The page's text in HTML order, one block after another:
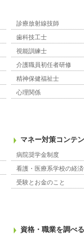
診療放射線技師
歯科技工士
視能訓練士
介護職員初任者研修
精神保健福祉士
心理関係
マネー対策コンテ
病院奨学金制度
看護・医療系学校の経
受験とお金のこと
資格・職業を調べる